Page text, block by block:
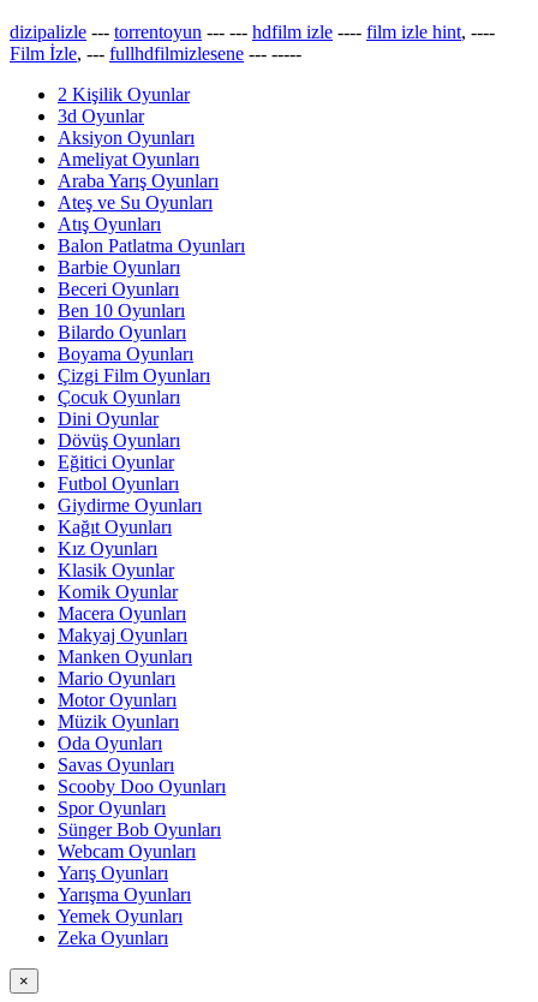
dizipalizle --- torrentoyun --- --- hdfilm izle ---- film izle hint, ----
Film İzle, --- fullhdfilmizlesene --- -----
2 Kişilik Oyunlar
3d Oyunlar
Aksiyon Oyunları
Ameliyat Oyunları
Araba Yarış Oyunları
Ateş ve Su Oyunları
Atış Oyunları
Balon Patlatma Oyunları
Barbie Oyunları
Beceri Oyunları
Ben 10 Oyunları
Bilardo Oyunları
Boyama Oyunları
Çizgi Film Oyunları
Çocuk Oyunları
Dini Oyunlar
Dövüş Oyunları
Eğitici Oyunlar
Futbol Oyunları
Giydirme Oyunları
Kağıt Oyunları
Kız Oyunları
Klasik Oyunlar
Komik Oyunlar
Macera Oyunları
Makyaj Oyunları
Manken Oyunları
Mario Oyunları
Motor Oyunları
Müzik Oyunları
Oda Oyunları
Savas Oyunları
Scooby Doo Oyunları
Spor Oyunları
Sünger Bob Oyunları
Webcam Oyunları
Yarış Oyunları
Yarışma Oyunları
Yemek Oyunları
Zeka Oyunları
×